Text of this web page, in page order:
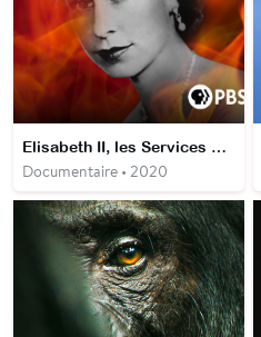
Elisabeth II, les Services Secrets et le Chah
Documentaire • 2020